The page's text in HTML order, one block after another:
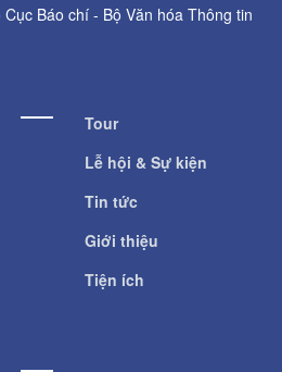
Báo chí - Bộ Văn hóa Thông tin
Tour
Lễ hội & Sự kiện
Tin tức
Giới thiệu
Tiện ích